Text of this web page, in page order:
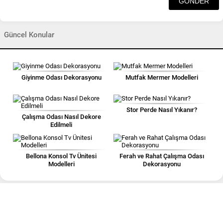
Güncel Konular
Giyinme Odası Dekorasyonu Mutfak Mermer Modelleri
Çalışma Odası Nasıl Dekore
Edilmeli
Stor Perde Nasıl Yıkanır?
Bellona Konsol Tv Ünitesi
Modelleri
Ferah ve Rahat Çalışma Odası
Dekorasyonu